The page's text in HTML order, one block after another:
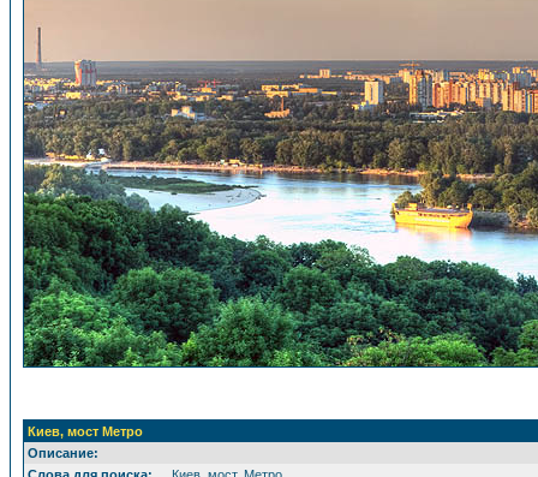
Киев, мост Метро
Описание: